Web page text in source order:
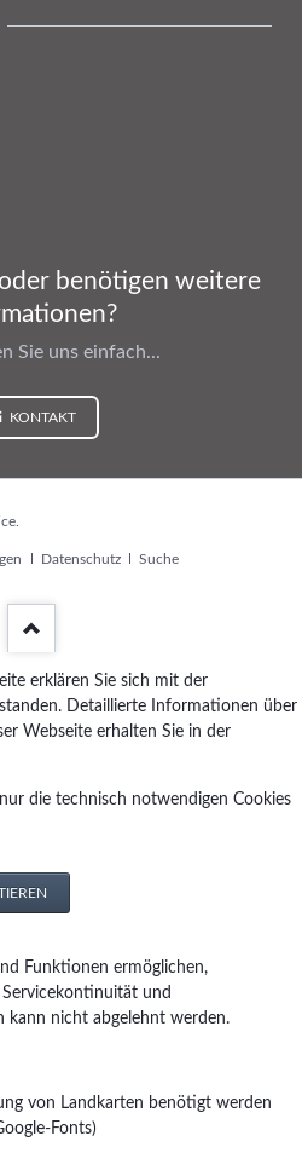
benötigen weitere
Sie uns einfach...
KONTAKT
Datenschutz Suche
erklären Sie sich mit der
Detaillierte Informationen über
Webseite erhalten Sie in der
die technisch notwendigen Cookies
Funktionen ermöglichen,
und
kann nicht abgelehnt werden.
von Landkarten benötigt werden
Fonts)